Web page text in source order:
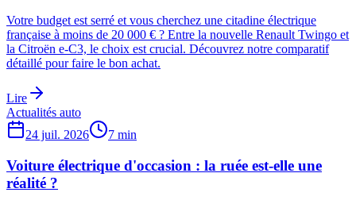
Votre budget est serré et vous cherchez une citadine électrique
française à moins de 20 000 € ? Entre la nouvelle Renault Twingo et
la Citroën e-C3, le choix est crucial. Découvrez notre comparatif
détaillé pour faire le bon achat.
Lire
Actualités auto
24 juil. 2026
7 min
Voiture électrique d'occasion : la ruée est-elle une
réalité ?